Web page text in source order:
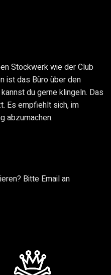
Stockwerk wie der Club
ist das Büro über den
du gerne klingeln. Das
Es empfiehlt sich, im
abzumachen.
Bitte Email an